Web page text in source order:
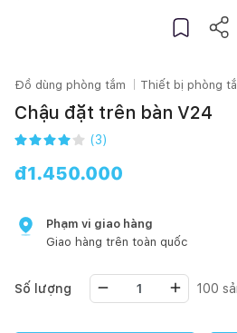
Đồ dùng phòng tắm Thiết bị phòng
Chậu đặt trên bàn V24
(3)
đ1.450.000
Phạm vi giao hàng
Giao hàng trên toàn quốc
Số lượng 100